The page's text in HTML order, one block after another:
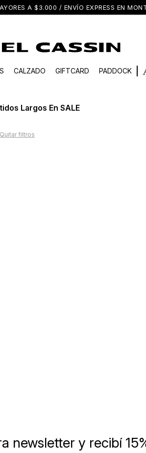
A $3.000 / ENVÍO EXPRESS EN
CALZADO GIFTCARD PADDOCK
Largos En SALE
Quitar filtros
newsletter y recibí